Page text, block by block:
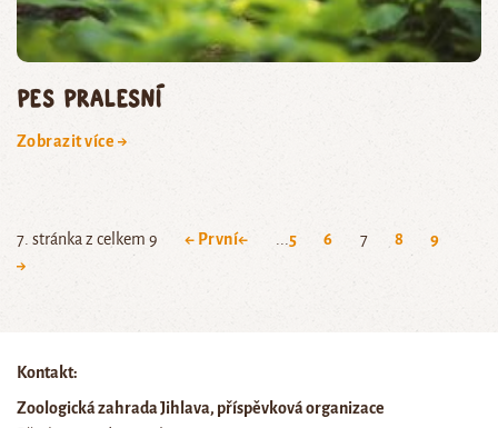
pes pralesní
Zobrazit více →
7. stránka z celkem 9 ← První← 5 6 7 8
9
→
Kontakt:
Zoologická zahrada Jihlava, příspěvková organizace